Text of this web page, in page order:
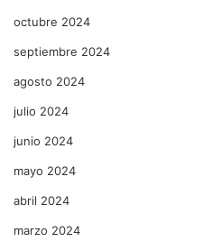
octubre 2024
septiembre 2024
agosto 2024
julio 2024
junio 2024
mayo 2024
abril 2024
marzo 2024